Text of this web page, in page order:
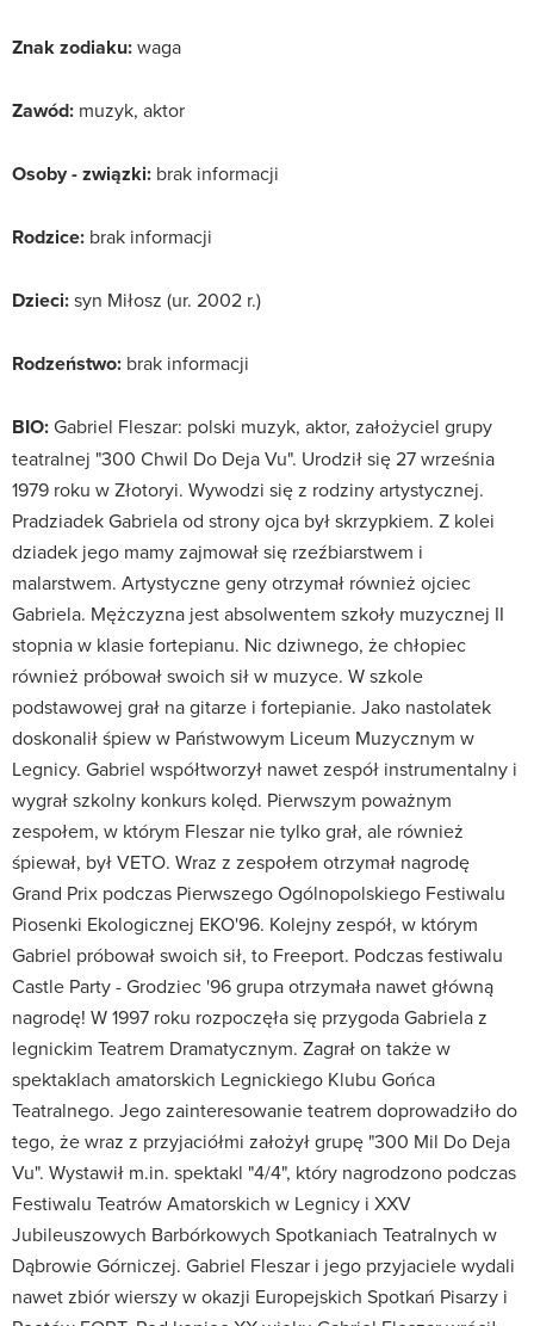
Znak zodiaku:waga
Zawód: muzyk, aktor
Osoby - związki: brak informacji
Rodzice: brak informacji
Dzieci:syn Miłosz (ur. 2002 r.)
Rodzeństwo: brak informacji
BIO:Gabriel Fleszar: polski muzyk, aktor, założyciel grupy
teatralnej "300 Chwil Do Deja Vu". Urodził się 27 września
1979 roku w Złotoryi. Wywodzi się z rodziny artystycznej.
Pradziadek Gabriela od strony ojca był skrzypkiem. Z kolei
dziadek jego mamy zajmował się rzeźbiarstwem i
malarstwem. Artystyczne geny otrzymał również ojciec
Gabriela. Mężczyzna jest absolwentem szkoły muzycznej II
stopnia w klasie fortepianu. Nic dziwnego, że chłopiec
również próbował swoich sił w muzyce. W szkole
podstawowej grał na gitarze i fortepianie. Jako nastolatek
doskonalił śpiew w Państwowym Liceum Muzycznym w
Legnicy. Gabriel współtworzył nawet zespół instrumentalny i
wygrał szkolny konkurs kolęd. Pierwszym poważnym
zespołem, w którym Fleszar nie tylko grał, ale również
śpiewał, był VETO. Wraz z zespołem otrzymał nagrodę
Grand Prix podczas Pierwszego Ogólnopolskiego Festiwalu
Piosenki Ekologicznej EKO'96. Kolejny zespół, w którym
Gabriel próbował swoich sił, to Freeport. Podczas festiwalu
Castle Party - Grodziec '96 grupa otrzymała nawet główną
nagrodę! W 1997 roku rozpoczęła się przygoda Gabriela z
legnickim Teatrem Dramatycznym. Zagrał on także w
spektaklach amatorskich Legnickiego Klubu Gońca
Teatralnego. Jego zainteresowanie teatrem doprowadziło do
tego, że wraz z przyjaciółmi założył grupę "300 Mil Do Deja
Vu". Wystawił m.in. spektakl "4/4", który nagrodzono podczas
Festiwalu Teatrów Amatorskich w Legnicy i XXV
Jubileuszowych Barbórkowych Spotkaniach Teatralnych w
Dąbrowie Górniczej. Gabriel Fleszar i jego przyjaciele wydali
nawet zbiór wierszy w okazji Europejskich Spotkań Pisarzy i